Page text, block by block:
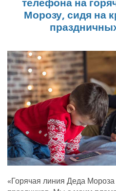
Морозу, сидя на
«Горячая линия Деда